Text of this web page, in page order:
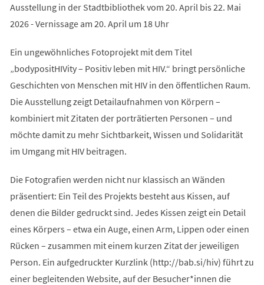
Ausstellung in der Stadtbibliothek vom 20. April bis 22. Mai
2026 - Vernissage am 20. April um 18 Uhr
Ein ungewöhnliches Fotoprojekt mit dem Titel
„bodypositHIVity – Positiv leben mit HIV.“ bringt persönliche
Geschichten von Menschen mit HIV in den öffentlichen Raum.
Die Ausstellung zeigt Detailaufnahmen von Körpern –
kombiniert mit Zitaten der porträtierten Personen – und
möchte damit zu mehr Sichtbarkeit, Wissen und Solidarität
im Umgang mit HIV beitragen.
Die Fotografien werden nicht nur klassisch an Wänden
präsentiert: Ein Teil des Projekts besteht aus Kissen, auf
denen die Bilder gedruckt sind. Jedes Kissen zeigt ein Detail
eines Körpers – etwa ein Auge, einen Arm, Lippen oder einen
Rücken – zusammen mit einem kurzen Zitat der jeweiligen
Person. Ein aufgedruckter Kurzlink (http://bab.si/hiv) führt zu
einer begleitenden Website, auf der Besucher*innen die